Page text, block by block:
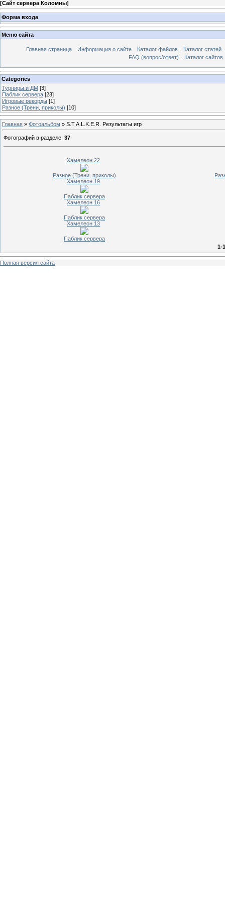
[Сайт сервера Коломны]
Форма входа
Меню сайта
Главная страница Информация о сайте Каталог файлов
Каталог статей
FAQ (вопрос/ответ)
Каталог сайтов
Categories
Турниры и ДМ [3]
Паблик сервера [23]
Игровые рекорды [1]
Разное (Трени, приколы) [10]
Главная » Фотоальбом » S.T.A.L.K.E.R. Результаты игр
Фотографий в разделе: 37
Хамелеон 22
Разное (Трени, приколы)
Хамелеон 19
Паблик сервера
Хамелеон 16
Паблик сервера
Хамелеон 13
Паблик сервера
1-
Полная версия сайта